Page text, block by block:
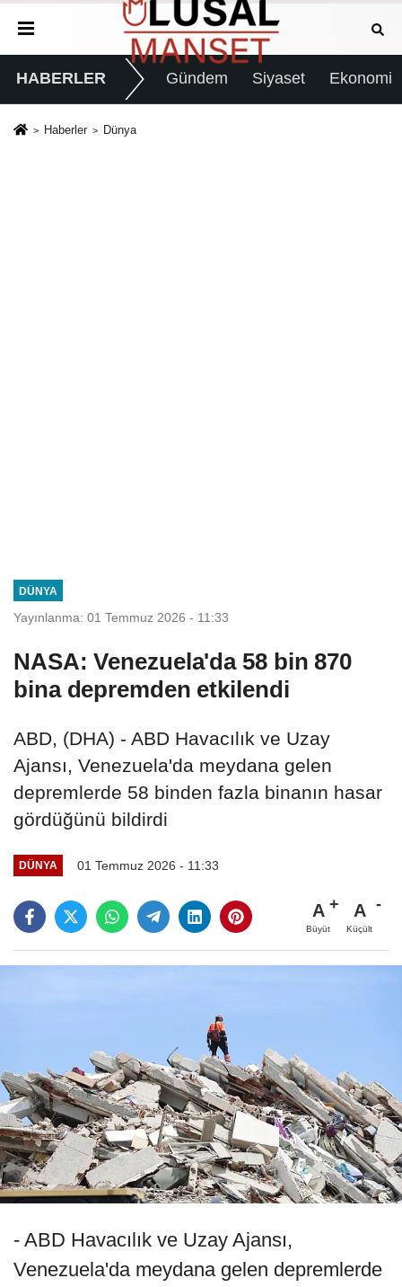
HABERLER Gündem Siyaset Ekonomi
Haberler Dünya
DÜNYA
Yayınlanma: 01 Temmuz 2026 - 11:33
NASA: Venezuela'da 58 bin 870
bina depremden etkilendi
ABD, (DHA) - ABD Havacılık ve Uzay
Ajansı, Venezuela'da meydana gelen
depremlerde 58 binden fazla binanın hasar
gördüğünü bildirdi
DÜNYA 01 Temmuz 2026 - 11:33
A
Büyüt
A
Küçült
- ABD Havacılık ve Uzay Ajansı,
Venezuela'da meydana gelen depremlerde